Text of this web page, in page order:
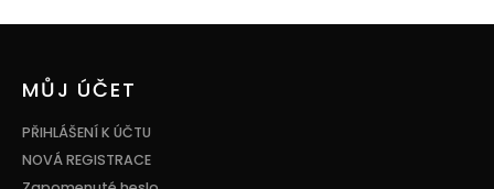
MŮJ ÚČET
PŘIHLÁŠENÍ K ÚČTU
NOVÁ REGISTRACE